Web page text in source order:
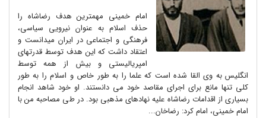
امام خمینی مهمترین هدف رضاشاه را
حذف اسلام به عنوان نیرویی سیاسی،
فرهنگی و اجتماعی در ایران میدانست و
اعتقاد داشت که این هدف توسط قدرتهای
امپریالیستی و بیش از همه توسط
انگلیس به وی القا شده است که علما را به طور خاص و اسلام را به طور
کلی تنها مانع برای اجرای مقاصد خود می دانستند. او خود شاهد انجام
بسیاری از اقدامات رضاشاه علیه نهادهای مذهبی بود. در طی مصاحبه من با
امام خمینی، امام کرد: رضاخان...